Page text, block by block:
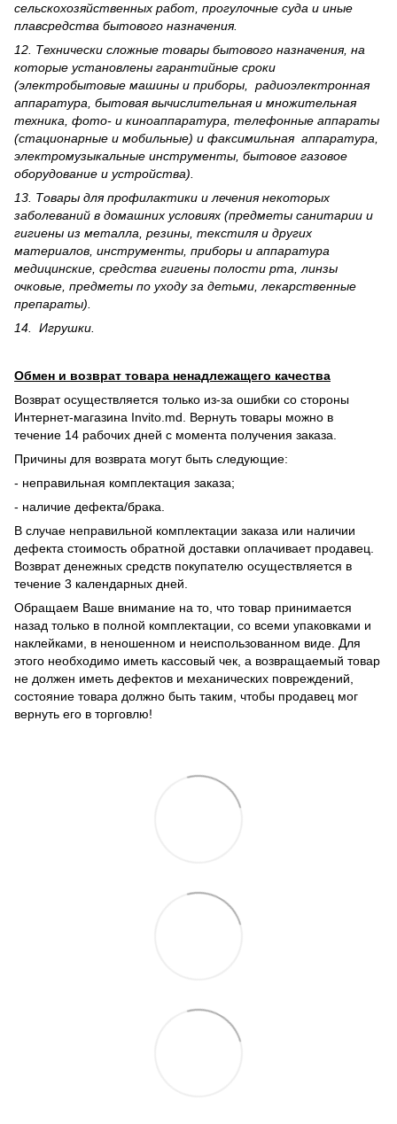
сельскохозяйственных работ, прогулочные суда и иные
плавсредства бытового назначения.
12. Технически сложные товары бытового назна­чения, на
которые установлены гарантийные сроки
(электробытовые машины и приборы, радиоэлектронная
аппаратура, бытовая вычислительная и множительная
техника, фото- и киноаппаратура, телефонные аппараты
(стационарные и мобильные) и факсимильная аппаратура,
электрому­зыкальные инструменты, бытовое газовое
оборудование и устройства).
13. Товары для профилактики и лечения некоторых
заболеваний в домашних условиях (предметы санитарии и
гигиены из металла, резины, текстиля и других
материалов, инструменты, приборы и аппаратура
медицинские, средства гигиены полости рта, линзы
очковые, предметы по уходу за детьми, лекарственные
препараты).
14. Игрушки.
Обмен и возврат товара ненадлежащего качества
Возврат осуществляется только из-за ошибки со стороны
Интернет-магазина Invito.md. Вернуть товары можно в
течение 14 рабочих дней с момента получения заказа.
Причины для возврата могут быть следующие:
- неправильная комплектация заказа;
- наличие дефекта/брака.
В случае неправильной комплектации заказа или наличии
дефекта стоимость обратной доставки оплачивает продавец.
Возврат денежных средств покупателю осуществляется в
течение 3 календарных дней.
Обращаем Ваше внимание на то, что товар принимается
назад только в полной комплектации, со всеми упаковками и
наклейками, в неношенном и неиспользованном виде. Для
этого необходимо иметь кассовый чек, а возвращаемый товар
не должен иметь дефектов и механических повреждений,
состояние товара должно быть таким, чтобы продавец мог
вернуть его в торговлю!